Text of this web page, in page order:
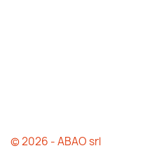
© 2026 - ABAO srl